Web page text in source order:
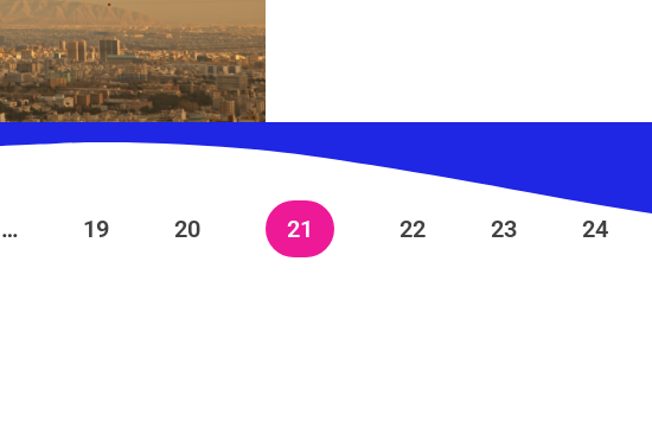
… 19 20 21 22 23 24